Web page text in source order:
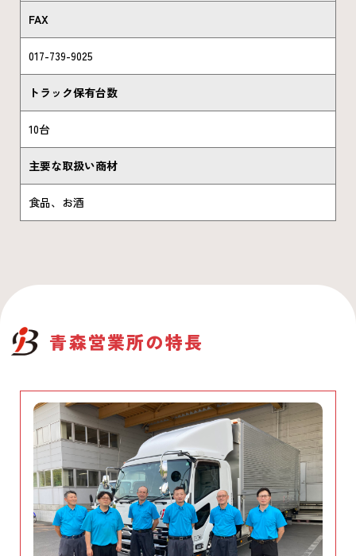
FAX
017-739-9025
トラック保有台数
10台
主要な取扱い商材
食品、お酒
青森営業所の特長